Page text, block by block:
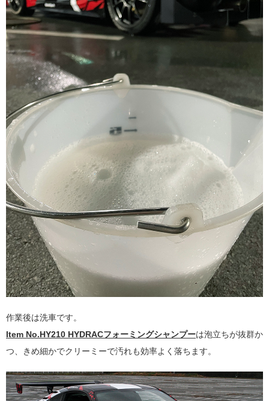
作業後は洗車です。
Item No.HY210 HYDRACフォーミングシャンプーは泡立ちが抜群か
つ、きめ細かでクリーミーで汚れも効率よく落ちます。